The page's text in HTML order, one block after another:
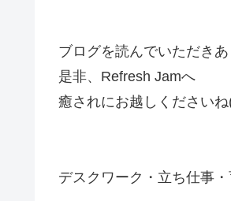
ブログを読んでいただき
是非、Refresh Jamへ
癒されにお越しください
デスクワーク・立ち仕事